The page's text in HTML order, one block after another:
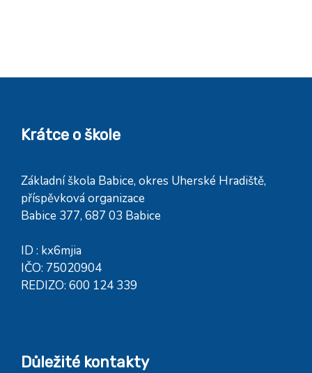
Krátce o škole
Základní škola Babice, okres Uherské Hradiště,
příspěvková organizace
Babice 377, 687 03 Babice
ID : kx6mjia
IČO: 75020904
REDIZO: 600 124 339
Důležité kontakty